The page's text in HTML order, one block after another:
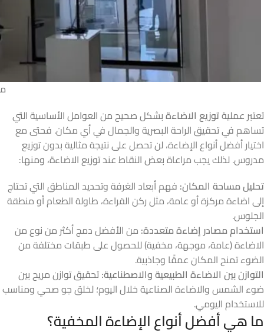
تعتبر عمليةتوزيع الاضاءةبشكل صحيح من العوامل الأساسية التي
تساهم في تحقيق الراحة البصرية والجمال في أي مكان. فحتى مع
اختيار أفضل أنواع الإضاءة، لن تحصل على نتيجة مثالية بدون توزيع
مدروس. لذلك يجب مراعاة بعض النقاط عند توزيع الاضاءة، ومنها:
تحليل مساحة المكان: فهم أبعاد الغرفة وتحديد المناطق التي تحتاج
إلى اضاءة مركزة أو عامة، مثل ركن القراءة، طاولة الطعام أو منطقة
الجلوس.
استخدام مصادر إضاءة متعددة: من الأفضل دمج أكثر من نوع من
الاضاءة (عامة، موجهة، مخفية) للحصول على طبقات مختلفة من
الضوء تمنح المكان عمقًا وجاذبية.
التوازن بين الاضاءة الطبيعية والاصطناعية:تحقيق توازن مريح بين
ضوء الشمس والاضاءة الصناعية خلال اليوم؛ لخلق جو صحي ومناسب
للاستخدام اليومي.
ما هي أفضل أنواع الإضاءة المخفية؟